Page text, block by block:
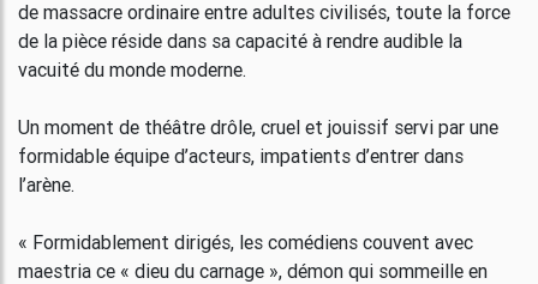
de massacre ordinaire entre adultes civilisés, toute la force
de la pièce réside dans sa capacité à rendre audible la
vacuité du monde moderne.
Un moment de théâtre drôle, cruel et jouissif servi par une
formidable équipe d’acteurs, impatients d’entrer dans
l’arène.
« Formidablement dirigés, les comédiens couvent avec
maestria ce « dieu du carnage », démon qui sommeille en